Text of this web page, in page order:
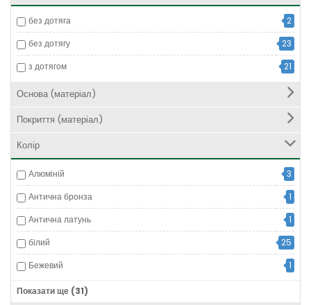
без дотяга
2
без дотягу
23
з дотягом
21
Основа (матеріал)
Покриття (матеріал)
Колір
Алюміній
3
Антична бронза
1
Антична латунь
1
білий
25
Бежевий
1
Блакитний королівський
Показати ще (31)